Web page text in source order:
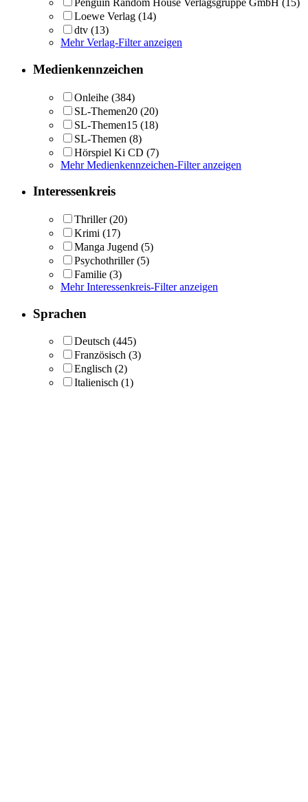
Penguin Random House Verlagsgruppe GmbH (15)
Loewe Verlag (14)
dtv (13)
Mehr Verlag-Filter anzeigen
Medienkennzeichen
Onleihe (384)
SL-Themen20 (20)
SL-Themen15 (18)
SL-Themen (8)
Hörspiel Ki CD (7)
Mehr Medienkennzeichen-Filter anzeigen
Interessenkreis
Thriller (20)
Krimi (17)
Manga Jugend (5)
Psychothriller (5)
Familie (3)
Mehr Interessenkreis-Filter anzeigen
Sprachen
Deutsch (445)
Französisch (3)
Englisch (2)
Italienisch (1)